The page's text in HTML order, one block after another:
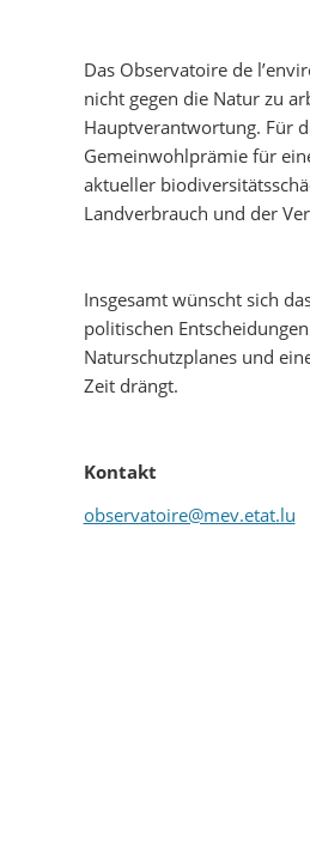
Das Observatoire de
nicht gegen die Natur zu
Hauptverantwortung. Für
Gemeinwohlprämie für
aktueller
Landverbrauch und der
Insgesamt wünscht sich
politischen
Naturschutzplanes und
Zeit drängt.
Kontakt
observatoire@mev.etat.lu